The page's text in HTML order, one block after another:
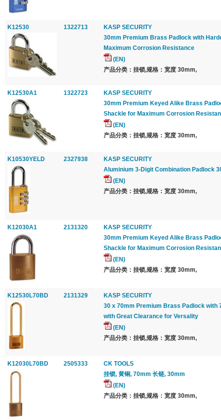
K12530 1322713
KASP SECURITY
30mm Premium Brass Padlock with
Maximum Corrosion Resistance
(EN)
产品分类：挂锁,规格：宽度 30mm,
K12530A1 1322723
KASP SECURITY
30mm Premium Keyed Alike Brass
Shackle for Maximum Corrosion
(EN)
产品分类：挂锁,规格：宽度 30mm,
K10530YELD 2327938
KASP SECURITY
Aluminium 3-Digit Combination Padlock
(EN)
产品分类：挂锁,规格：宽度 30mm,
K12030A1 2131320
KASP SECURITY
30mm Premium Keyed Alike Brass
Shackle for Maximum Corrosion
(EN)
产品分类：挂锁,规格：宽度 30mm,
K12530L70BD 2131329
KASP SECURITY
30 x 70mm Premium Brass Padlock with
with Great Clearance for Versality
(EN)
产品分类：挂锁,规格：宽度 30mm,
K12030L70BD 2505333
CK TOOLS
挂锁, 黄铜, 70mm 长链, 30mm
(EN)
产品分类：挂锁,规格：宽度 30mm,